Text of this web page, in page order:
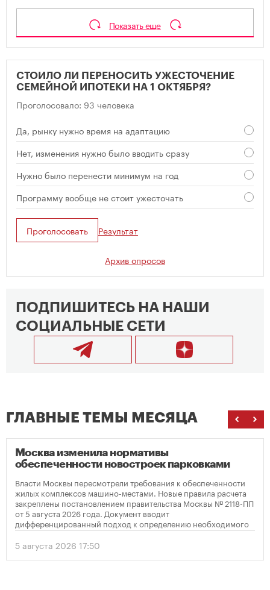
Показать еще
СТОИЛО ЛИ ПЕРЕНОСИТЬ УЖЕСТОЧЕНИЕ
СЕМЕЙНОЙ ИПОТЕКИ НА 1 ОКТЯБРЯ?
Проголосовало: 93 человека
Да, рынку нужно время на адаптацию
Нет, изменения нужно было вводить сразу
Нужно было перенести минимум на год
Программу вообще не стоит ужесточать
Проголосовать Результат
Архив опросов
ПОДПИШИТЕСЬ НА НАШИ
СОЦИАЛЬНЫЕ СЕТИ
ГЛАВНЫЕ ТЕМЫ МЕСЯЦА
Москва изменила нормативы
обеспеченности новостроек парковками
Власти Москвы пересмотрели требования к обеспеченности
жилых комплексов машино-местами. Новые правила расчета
закреплены постановлением правительства Москвы № 2118-ПП
от 5 августа 2026 года. Документ вводит
дифференцированный подход к определению необходимого
количества парковок в зависимости от площади квартир и
устанавливает переходный период для уже согласованных
проектов.
5 августа 2026 17:50